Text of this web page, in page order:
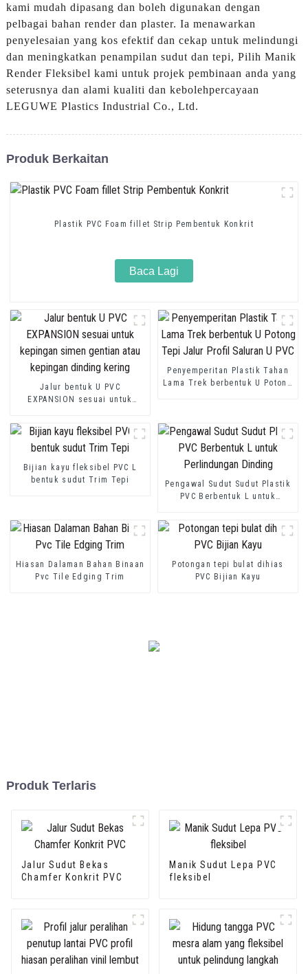
kami mudah dipasang dan boleh digunakan dengan
pelbagai bahan render dan plaster. Ia menawarkan
penyelesaian yang kos efektif dan cekap untuk melindungi
dan meningkatkan penampilan sudut dan tepi, Pilih Manik
Render Fleksibel kami untuk projek pembinaan anda yang
seterusnya dan alami kualiti dan kebolehpercayaan
LEGUWE Plastics Industrial Co., Ltd.
Produk Berkaitan
Plastik PVC Foam fillet Strip Pembentuk Konkrit
Baca Lagi
Jalur bentuk U PVC
EXPANSION sesuai untuk
Penyemperitan Plastik Tahan
Lama Trek berbentuk U Potong
Bijian kayu fleksibel PVC L
bentuk sudut Trim Tepi
Pengawal Sudut Sudut Plastik
PVC Berbentuk L untuk
Hiasan Dalaman Bahan Binaan
Pvc Tile Edging Trim
Potongan tepi bulat dihias
PVC Bijian Kayu
Produk Terlaris
Jalur Sudut Bekas
Chamfer Konkrit PVC
Manik Sudut Lepa PVC
fleksibel